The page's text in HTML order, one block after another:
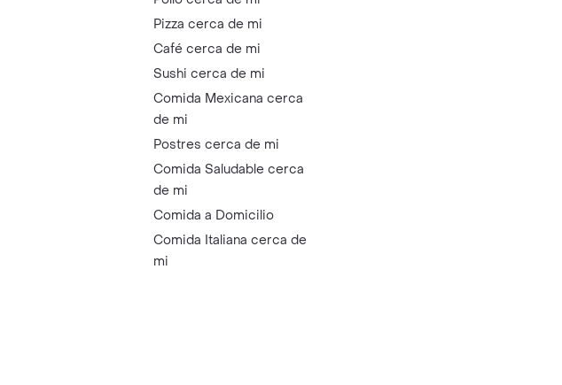
Pizza cerca de mi
Café cerca de mi
Sushi cerca de mi
Comida Mexicana cerca
de mi
Postres cerca de mi
Comida Saludable cerca
de mi
Comida a Domicilio
Comida Italiana cerca de
mi